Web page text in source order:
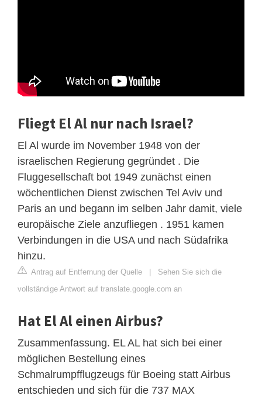
Fliegt El Al nur nach Israel?
El Al wurde im November 1948 von der
israelischen Regierung gegründet . Die
Fluggesellschaft bot 1949 zunächst einen
wöchentlichen Dienst zwischen Tel Aviv und
Paris an und begann im selben Jahr damit, viele
europäische Ziele anzufliegen . 1951 kamen
Verbindungen in die USA und nach Südafrika
hinzu.
Antrag auf Entfernung der Quelle | Sehen Sie sich die
vollständige Antwort auf translate.google.com an
Hat El Al einen Airbus?
Zusammenfassung. EL AL hat sich bei einer
möglichen Bestellung eines
Schmalrumpfflugzeugs für Boeing statt Airbus
entschieden und sich für die 737 MAX